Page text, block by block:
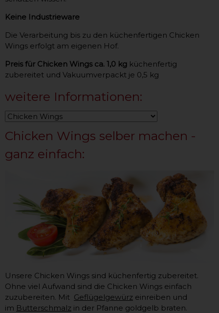
Keine Industrieware
Die Verarbeitung bis zu den küchenfertigen Chicken
Wings erfolgt am eigenen Hof.
Preis für Chicken Wings ca. 1,0 kg küchenfertig
zubereitet und Vakuumverpackt je 0,5 kg
weitere Informationen:
Chicken Wings selber machen -
ganz einfach:
Unsere Chicken Wings sind küchenfertig zubereitet.
Ohne viel Aufwand sind die Chicken Wings einfach
zuzubereiten. Mit Geflügelgewürz einreiben und
im Butterschmalz in der Pfanne goldgelb braten.